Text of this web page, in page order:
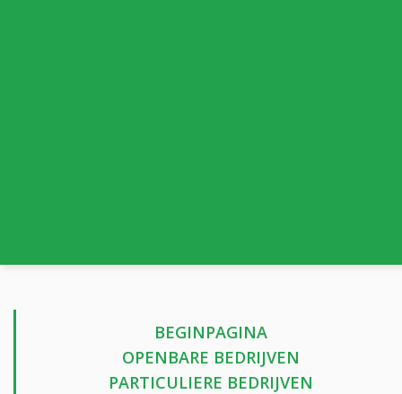
BEGINPAGINA
OPENBARE BEDRIJVEN
PARTICULIERE BEDRIJVEN